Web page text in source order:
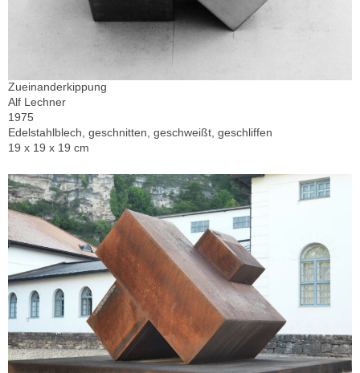
Zueinanderkippung
Alf Lechner
1975
Edelstahlblech, geschnitten, geschweißt, geschliffen
19 x 19 x 19 cm